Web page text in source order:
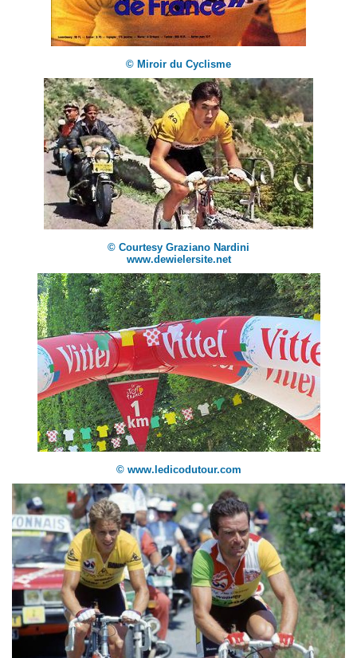
© Miroir du Cyclisme
© Courtesy Graziano Nardini
www.dewielersite.net
© www.ledicodutour.com